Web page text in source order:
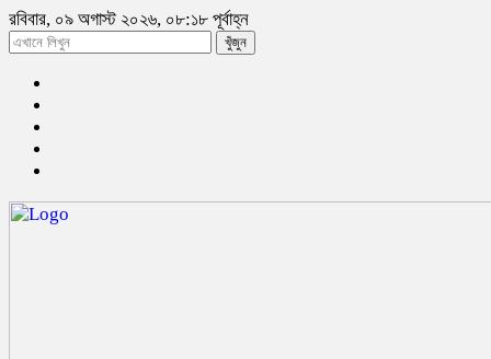
রবিবার, ০৯ অগাস্ট ২০২৬, ০৮:১৮ পূর্বাহ্ন
খুঁজুন